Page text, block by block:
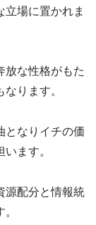
場に置かれま
放な性格がもた
ります。
となりイチの価
ます。
源配分と情報統